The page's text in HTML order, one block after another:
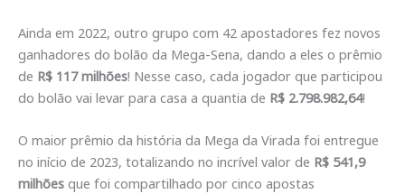
Ainda em 2022, outro grupo com 42 apostadores fez novos
ganhadores do bolão da Mega-Sena, dando a eles o prêmio
de R$ 117 milhões! Nesse caso, cada jogador que participou
do bolão vai levar para casa a quantia de R$ 2.798.982,64!
O maior prêmio da história da Mega da Virada foi entregue
no início de 2023, totalizando no incrível valor de R$ 541,9
milhões que foi compartilhado por cinco apostas